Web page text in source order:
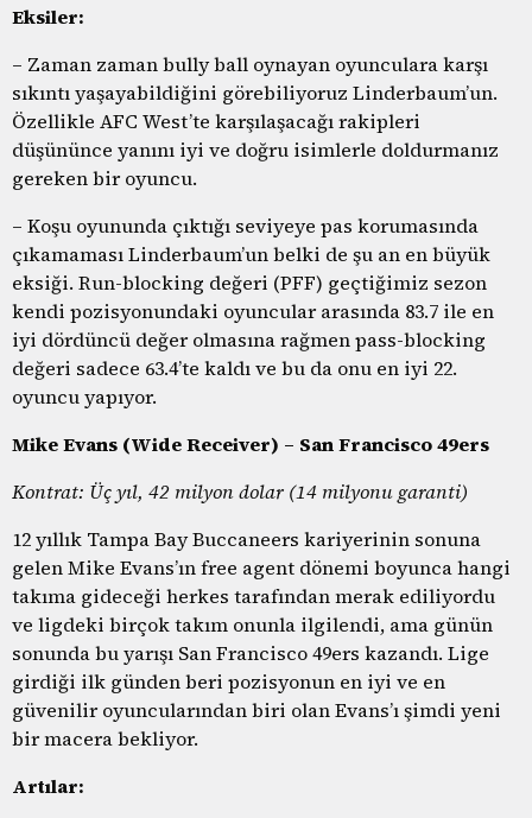
Eksiler:
– Zaman zaman bully ball oynayan oyunculara karşı
sıkıntı yaşayabildiğini görebiliyoruz Linderbaum’un.
Özellikle AFC West’te karşılaşacağı rakipleri
düşününce yanını iyi ve doğru isimlerle doldurmanız
gereken bir oyuncu.
– Koşu oyununda çıktığı seviyeye pas korumasında
çıkamaması Linderbaum’un belki de şu an en büyük
eksiği. Run-blocking değeri (PFF) geçtiğimiz sezon
kendi pozisyonundaki oyuncular arasında 83.7 ile en
iyi dördüncü değer olmasına rağmen pass-blocking
değeri sadece 63.4’te kaldı ve bu da onu en iyi 22.
oyuncu yapıyor.
Mike Evans (Wide Receiver) – San Francisco 49ers
Kontrat: Üç yıl, 42 milyon dolar (14 milyonu garanti)
12 yıllık Tampa Bay Buccaneers kariyerinin sonuna
gelen Mike Evans’ın free agent dönemi boyunca hangi
takıma gideceği herkes tarafından merak ediliyordu
ve ligdeki birçok takım onunla ilgilendi, ama günün
sonunda bu yarışı San Francisco 49ers kazandı. Lige
girdiği ilk günden beri pozisyonun en iyi ve en
güvenilir oyuncularından biri olan Evans’ı şimdi yeni
bir macera bekliyor.
Artılar: